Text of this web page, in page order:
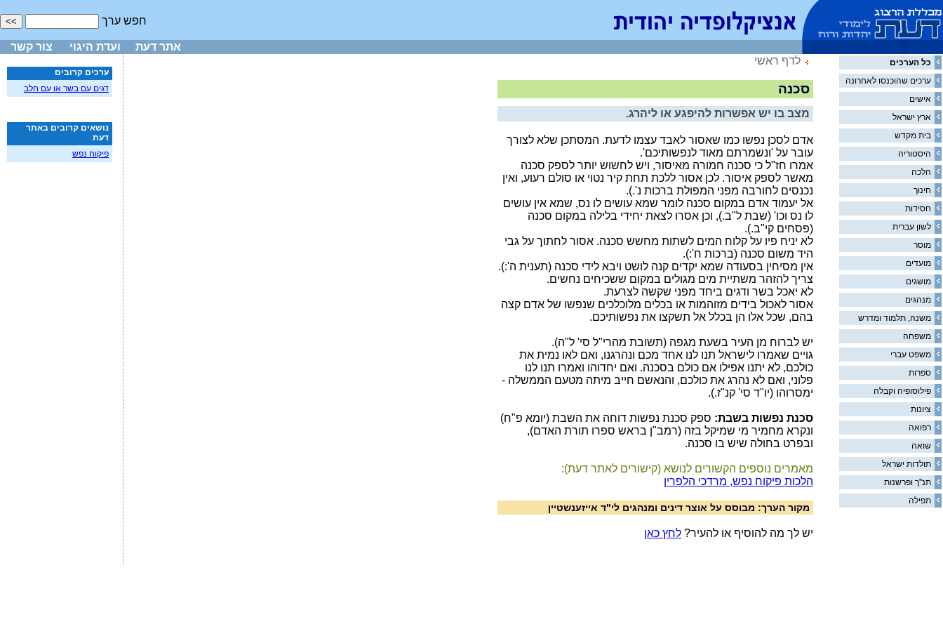
חפש ערך
אתר דעת ועדת היגוי צור קשר
כל הערכים
ערכים שהוכנסו לאחרונה
אישים
ארץ ישראל
בית מקדש
היסטוריה
הלכה
חינוך
חסידות
לשון עברית
מוסר
מועדים
מושגים
מנהגים
משנה, תלמוד ומדרש
משפחה
משפט עברי
ספרות
פילוסופיה וקבלה
ציונות
רפואה
שואה
תולדות ישראל
תנ"ך ופרשנות
תפילה
לדף ראשי
סכנה
מצב בו יש אפשרות להיפגע או ליהרג.
אדם לסכן נפשו כמו שאסור לאבד עצמו לדעת. המסתכן שלא לצורך
עובר על 'ונשמרתם מאוד לנפשותיכם'.
אמרו חז"ל כי סכנה חמורה מאיסור, ויש לחשוש יותר לספק סכנה
מאשר לספק איסור. לכן אסור ללכת תחת קיר נטוי או סולם רעוע, ואין
נכנסים לחורבה מפני המפולת ברכות נ'.).
אל יעמוד אדם במקום סכנה לומר שמא עושים לו נס, שמא אין עושים
לו נס וכו' (שבת ל"ב.), וכן אסרו לצאת יחידי בלילה במקום סכנה
(פסחים קי"ב.).
לא יניח פיו על קלוח המים לשתות מחשש סכנה. אסור לחתוך על גבי
היד משום סכנה (ברכות ח':).
אין מסיחין בסעודה שמא יקדים קנה לושט ויבא לידי סכנה (תענית ה':).
צריך להזהר משתיית מים מגולים במקום ששכיחים נחשים.
לא יאכל בשר ודגים ביחד מפני שקשה לצרעת.
אסור לאכול בידים מזוהמות או בכלים מלוכלכים שנפשו של אדם קצה
בהם, שכל אלו הן בכלל אל תשקצו את נפשותיכם.
יש לברוח מן העיר בשעת מגפה (תשובת מהרי"ל סי' ל"ה).
גויים שאמרו לישראל תנו לנו אחד מכם ונהרגנו, ואם לאו נמית את
כולכם, לא יתנו אפילו אם כולם בסכנה. ואם יחדוהו ואמרו תנו לנו
פלוני, ואם לא נהרג את כולכם, והנאשם חייב מיתה מטעם הממשלה -
ימסרוהו (יו"ד סי' קנ"ז.).
סכנת נפשות בשבת: ספק סכנת נפשות דוחה את השבת (יומא פ"ח)
ונקרא מחמיר מי שמיקל בזה (רמב"ן בראש ספרו תורת האדם),
ובפרט בחולה שיש בו סכנה.
מאמרים נוספים הקשורים לנושא (קישורים לאתר דעת):
הלכות פיקוח נפש, מרדכי הלפרין
מקור הערך: מבוסס על אוצר דינים ומנהגים לי"ד אייזענשטיין
יש לך מה להוסיף או להעיר? לחץ כאן
ערכים קרובים
דגים עם בשר או עם חלב
נושאים קרובים באתר
דעת
פיקוח נפש